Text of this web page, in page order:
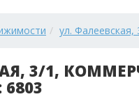
ул.
3/1,